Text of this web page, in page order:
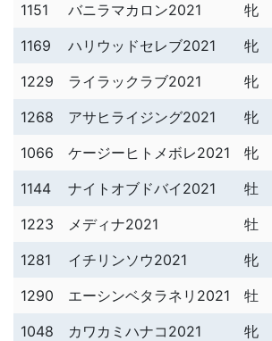
1151
バニラマカロン2021 牝
1169
ハリウッドセレブ2021
牝
1229
ライラックラブ2021
牝
1268
アサヒライジング2021 牝
1066
ケージーヒトメボレ2021 牝
1144
ナイトオブドバイ2021 牡
1223
メディナ2021 牡
1281
イチリンソウ2021
牝
1290
エーシンベタラネリ2021 牡
1048
カワカミハナコ2021 牝